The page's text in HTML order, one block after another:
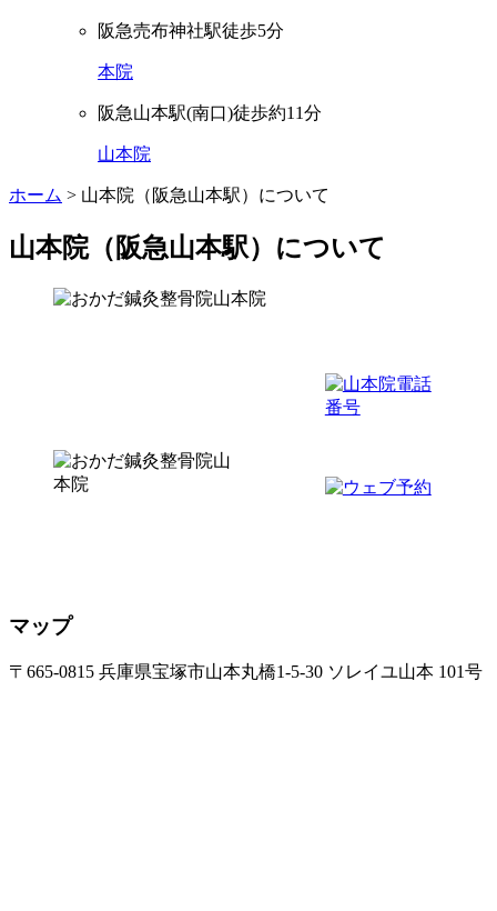
阪急売布神社駅徒歩5分
本院
阪急山本駅(南口)徒歩約11分
山本院
ホーム > 山本院（阪急山本駅）について
山本院（阪急山本駅）について
マップ
〒665-0815 兵庫県宝塚市山本丸橋1-5-30 ソレイユ山本 101号